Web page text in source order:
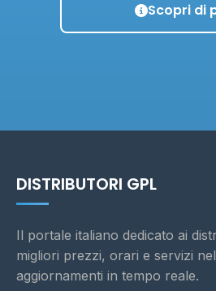
Scopri di
DISTRIBUTORI GPL
Il portale italiano dedicato ai
migliori prezzi, orari e servizi
aggiornamenti in tempo reale.